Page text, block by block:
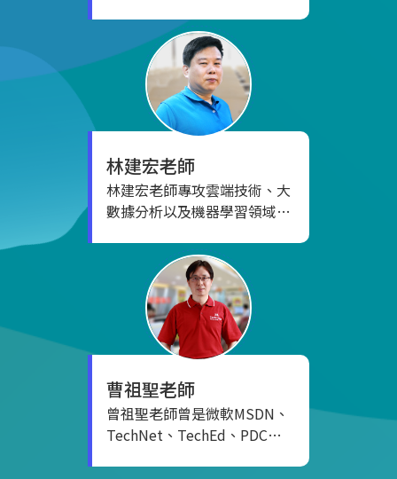
作與支援、Windows Server
系統環境管理、Windows
Server系統環境維護等多項資
格。他是全國少數通過美國西
雅圖微軟總部培訓結業的微軟
Windows XP Embedded嵌入
式系統TTT種子講師。 在職業
生涯中，他曾任職於巨企國際
集團的MIS、IT和DBA部門，
有豐富的企業經驗。同時，他
在鴻海探索國際有限公司擔任
工程師，並在一都廣告設計有
限公司擔任商業設計人。老師
結合實務經驗和專業知識，為
學生提供全方位的學習體驗。
林建宏老師
林建宏老師專攻雲端技術、大
數據分析以及機器學習領域。
CompTIA Cloud，擁有豐富
的雲端架構建置和應用經驗。
在大數據領域，他擅長使用
PowerBI進行數據分析可視
化，為企業提供深入的洞察。
同時，他也具備機器學習方面
的專業能力，熟練應用Azure
ML進行數據處理和預測分
析。 曾參與過微軟作業系統、
伺服器和雲端的教師研習，擔
任認證講師，分享老師在所屬
曹祖聖老師
曾祖聖老師曾是微軟MSDN、
TechNet、TechEd、PDC、